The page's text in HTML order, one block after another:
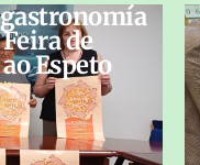
de
Espeto